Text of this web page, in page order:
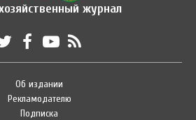
журнал
Об издании
Рекламодателю
Подписка